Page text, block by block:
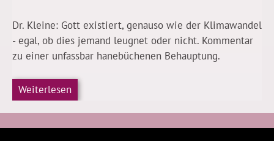
Dr. Kleine: Gott existiert, genauso wie der Klimawandel
- egal, ob dies jemand leugnet oder nicht. Kommentar
zu einer unfassbar hanebüchenen Behauptung.
Weiterlesen